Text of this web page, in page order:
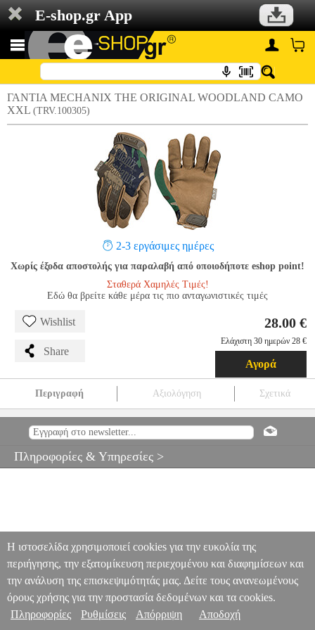
E-shop.gr App
ΓΑΝΤΙΑ MECHANIX THE ORIGINAL WOODLAND CAMO
XXL (TRV.100305)
2-3 εργάσιμες ημέρες
Χωρίς έξοδα αποστολής για παραλαβή από οποιοδήποτε eshop point!
Σταθερά Χαμηλές Τιμές!
Εδώ θα βρείτε κάθε μέρα τις πιο ανταγωνιστικές τιμές
Wishlist
Share
28.00 €
Ελάχιστη 30 ημερών 28 €
Αγορά
Περιγραφή Αξιολόγηση Σχετικά
XXL TRV.100305 TRV.100305
MECHANIX
WOODLAND CAMO XXL
Πληροφορίες & Υπηρεσίες >
Η ιστοσελίδα χρησιμοποιεί cookies για την ευκολία της
περιήγησης, την εξατομίκευση περιεχομένου και διαφημίσεων και
την ανάλυση της επισκεψιμότητάς μας. Δείτε τους ανανεωμένους
όρους χρήσης για την προστασία δεδομένων και τα cookies.
Πληροφορίες
Ρυθμίσεις Απόρριψη Αποδοχή